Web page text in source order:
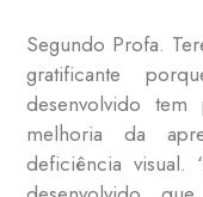
Segundo Profa.
gratificante
desenvolvido
melhoria da
deficiência visual.